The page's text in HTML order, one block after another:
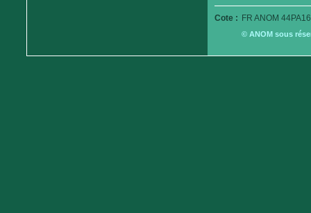
Cote : FR ANOM
© ANOM sous